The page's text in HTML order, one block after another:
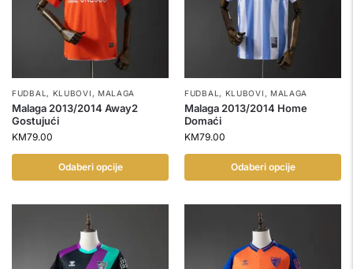
FUDBAL , KLUBOVI , MALAGA
Malaga 2013/2014 Away2
Gostujući
KM79.00
Odaberi opcije
FUDBAL , KLUBOVI , MALAGA
Malaga 2013/2014 Home
Domaći
KM79.00
Odaberi opcije